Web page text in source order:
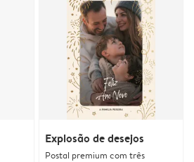
Explosão de desejos
Postal premium com três